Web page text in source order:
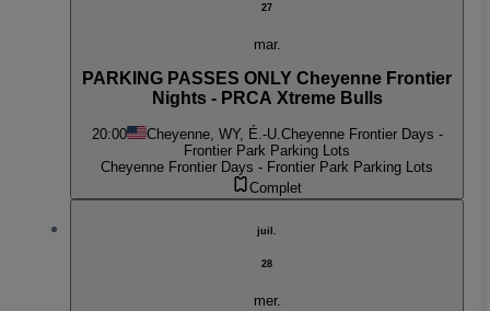
27
mar.
PARKING PASSES ONLY Cheyenne Frontier
Nights - PRCA Xtreme Bulls
20:00 Cheyenne, WY, É.-U. Cheyenne Frontier Days -
Frontier Park Parking Lots
Cheyenne Frontier Days - Frontier Park Parking Lots
Complet
juil.
28
mer.